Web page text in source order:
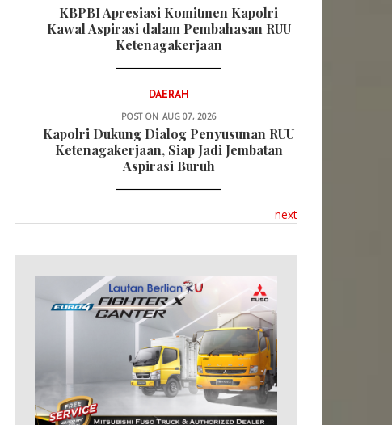
KBPBI Apresiasi Komitmen Kapolri
Kawal Aspirasi dalam Pembahasan RUU
Ketenagakerjaan
DAERAH
POST ON AUG 07, 2026
Kapolri Dukung Dialog Penyusunan RUU
Ketenagakerjaan, Siap Jadi Jembatan
Aspirasi Buruh
next